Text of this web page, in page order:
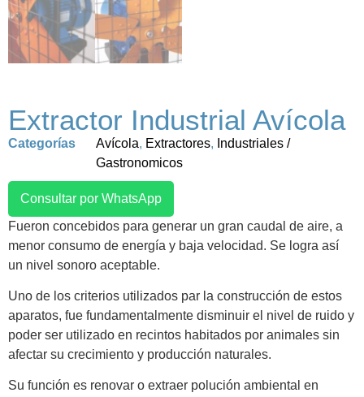
Extractor Industrial Avícola
Categorías Avícola, Extractores, Industriales /
Gastronomicos
Consultar por WhatsApp
Fueron concebidos para generar un gran caudal de aire, a
menor consumo de energía y baja velocidad. Se logra así
un nivel sonoro aceptable.
Uno de los criterios utilizados par la construcción de estos
aparatos, fue fundamentalmente disminuir el nivel de ruido y
poder ser utilizado en recintos habitados por animales sin
afectar su crecimiento y producción naturales.
Su función es renovar o extraer polución ambiental en